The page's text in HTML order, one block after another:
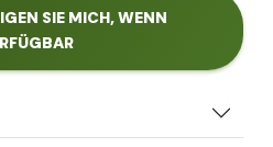
SIE MICH, WENN